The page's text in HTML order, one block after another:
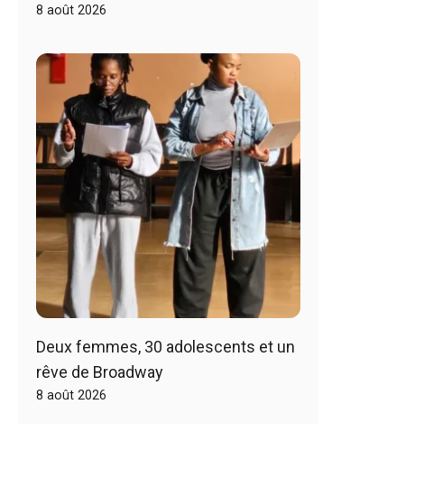
8 août 2026
Deux femmes, 30 adolescents et un
rêve de Broadway
8 août 2026